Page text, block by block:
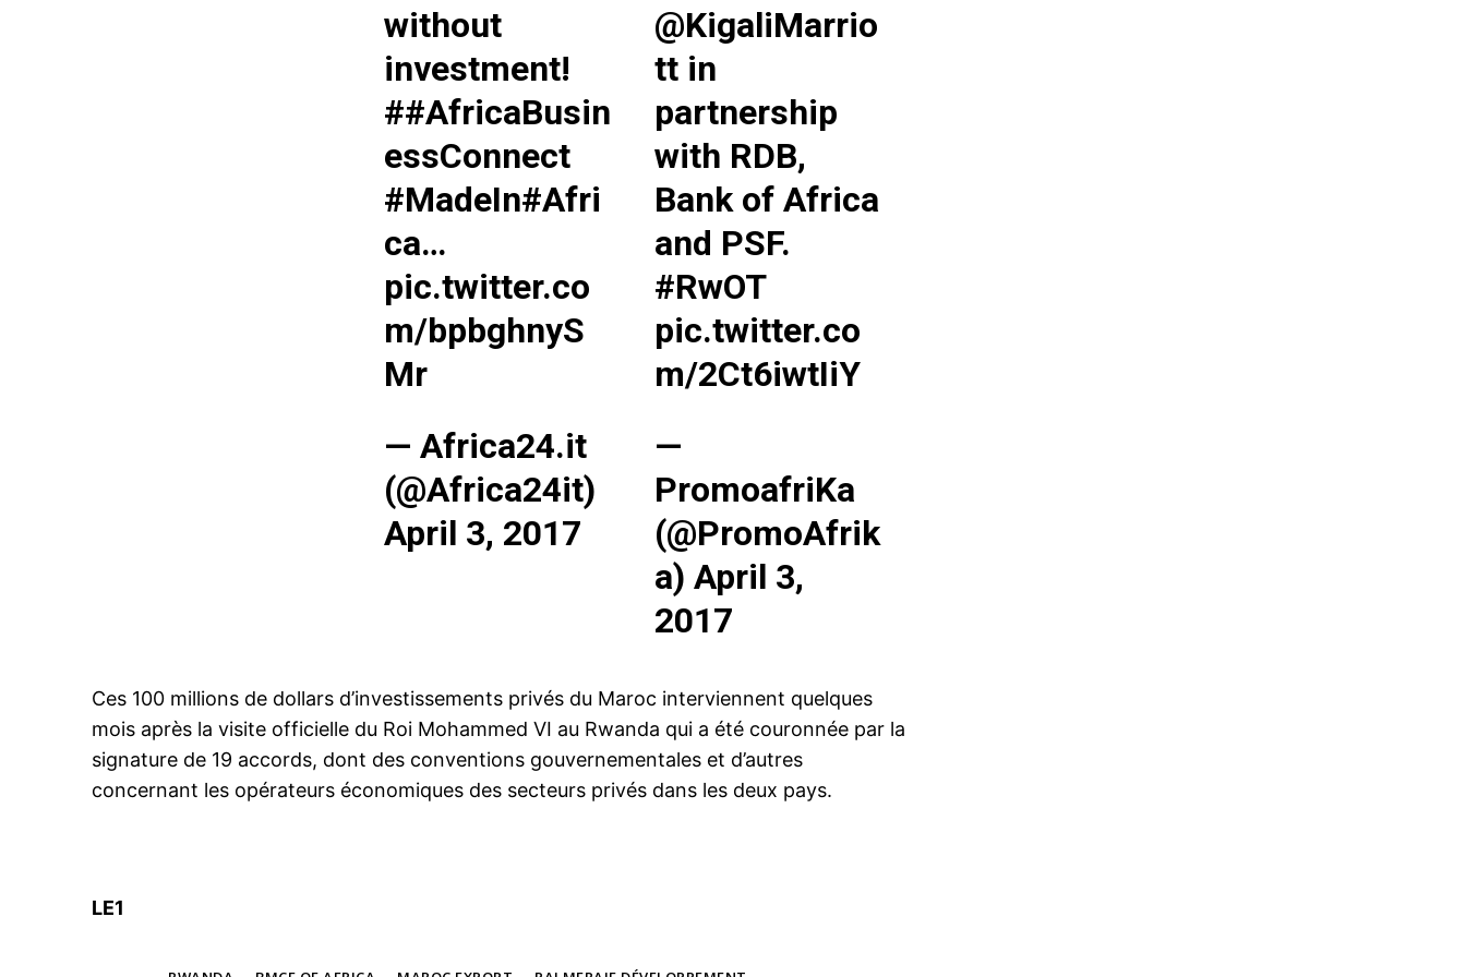
@KigaliMarrio
tt in
partnership
with RDB,
Bank of Africa
and PSF.
#RwOT
pic.twitter.co
m/2Ct6iwtIiY
—
PromoafriKa
(@PromoAfrik
a)April 3,
2017
without
investment!
##AfricaBusin
essConnect
#MadeIn#Afri
ca…
pic.twitter.co
m/bpbghnyS
Mr
— Africa24.it
(@Africa24it)
April 3, 2017
Ces 100 millions de dollars d’investissements privés du Maroc interviennent quelques
mois après la visite officielle du Roi Mohammed VI au Rwanda qui a été couronnée par la
signature de 19 accords, dont des conventions gouvernementales et d’autres
concernant les opérateurs économiques des secteurs privés dans les deux pays.
LE1